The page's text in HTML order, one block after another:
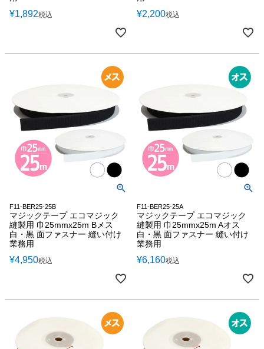
¥1,892税込 ¥2,200税込
F11-BER25-25B
マジックテープ エコマジック
縫製用 巾25mmx25m Bメス
白・黒 面ファスナー 縫い付け
業務用
¥4,950税込
F11-BER25-25A
マジックテープ エコマジック
縫製用 巾25mmx25m Aオス
白・黒 面ファスナー 縫い付け
業務用
¥6,160税込